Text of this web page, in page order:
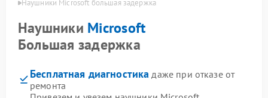
Наушники Microsoft большая задержка
Наушники Microsoft
Большая задержка
Бесплатная диагностика даже при отказе от
ремонта